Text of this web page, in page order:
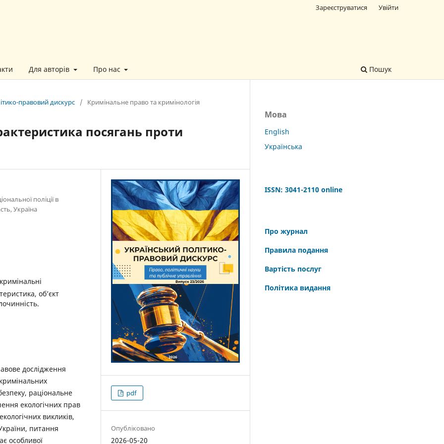
Для авторів Про нас Пошук
Зареєструватися Увійти
правовий дискурс / Кримінальне право та кримінологія
посягань проти
поліції в
Україна
об’єкт
дослідження
раціональне
екологічних прав
викликів,
питання
особливої
pdf
Опубліковано
2026-05-20
Мова
English
Українська
ISSN: 3041-2110 online
Про журнал
Правила подання
Вартість послуг
Політика видання